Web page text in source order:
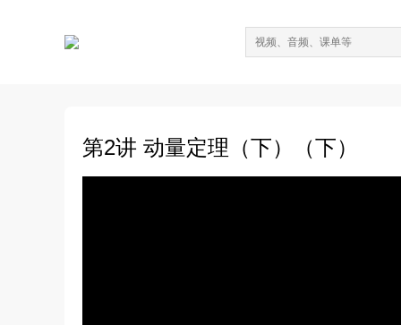
第2讲 动量定理（下）（下）